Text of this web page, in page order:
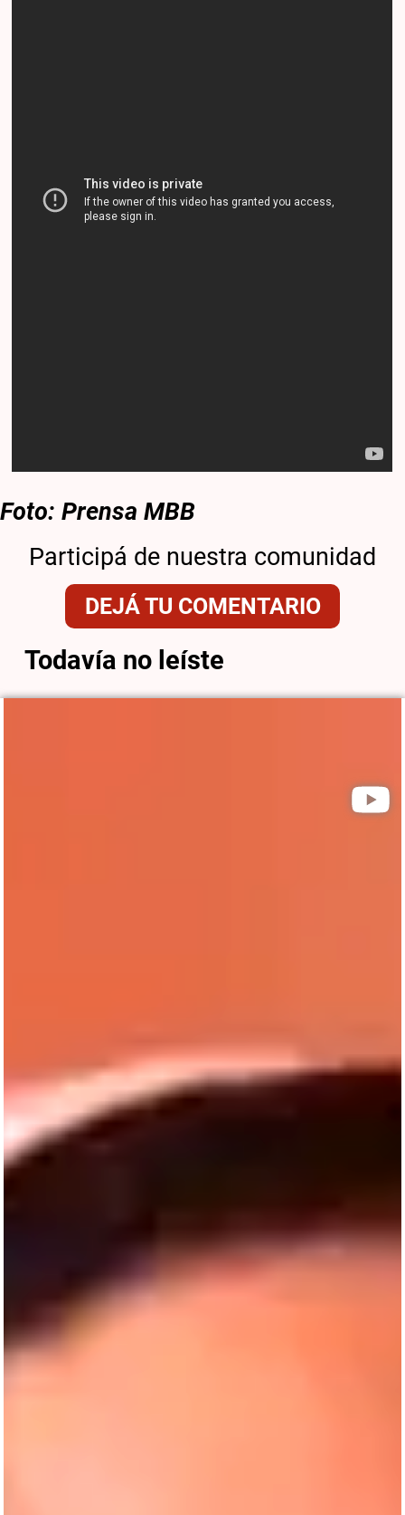
Foto: Prensa MBB
Participá de nuestra comunidad
DEJÁ TU COMENTARIO
Todavía no leíste